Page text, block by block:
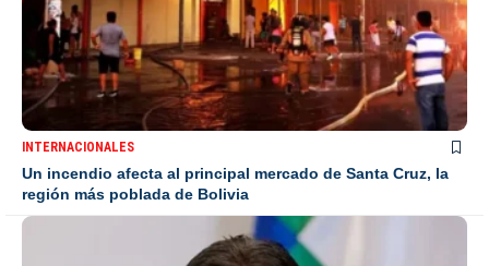
INTERNACIONALES
Un incendio afecta al principal mercado de Santa Cruz, la
región más poblada de Bolivia